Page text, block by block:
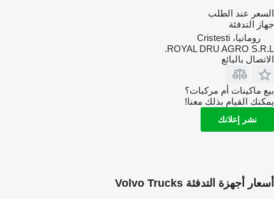
السعر عند الطلب
جهاز التدفئة
رومانيا، Cristesti
ROYAL DRU AGRO S.R.L.
الاتصال بالبائع
بيع ماكينات أم مركبات؟
يمكنك القيام بذلك معنا!
نشر إعلانك
أسعار أجهزة التدفئة Volvo Trucks